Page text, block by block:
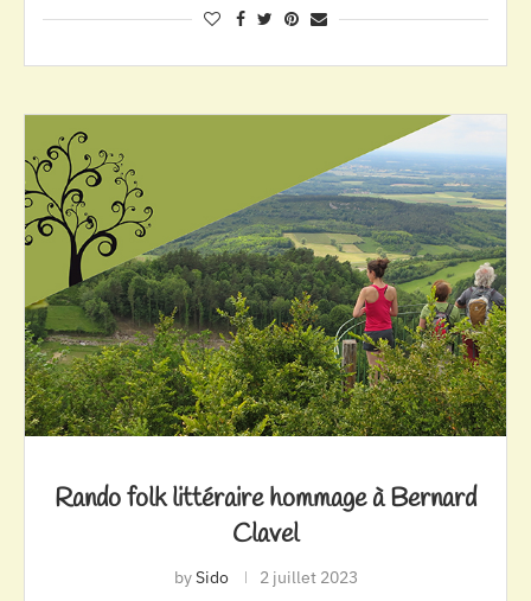
Rando folk littéraire hommage à Bernard
Clavel
bySido 2 juillet 2023